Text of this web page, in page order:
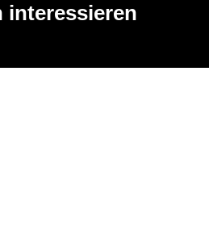
interessieren